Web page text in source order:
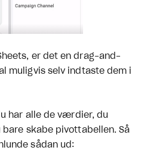
er det en drag-and-
muligvis selv indtaste dem i
har alle de værdier, du
bare skabe pivottabellen. Så
sådan ud: